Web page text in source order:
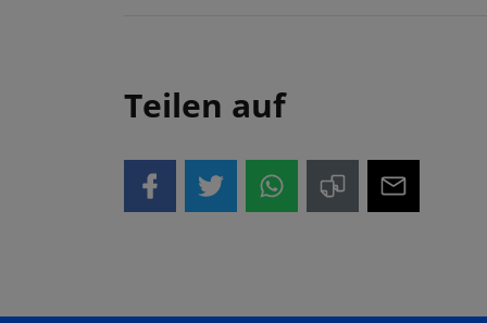
Teilen auf